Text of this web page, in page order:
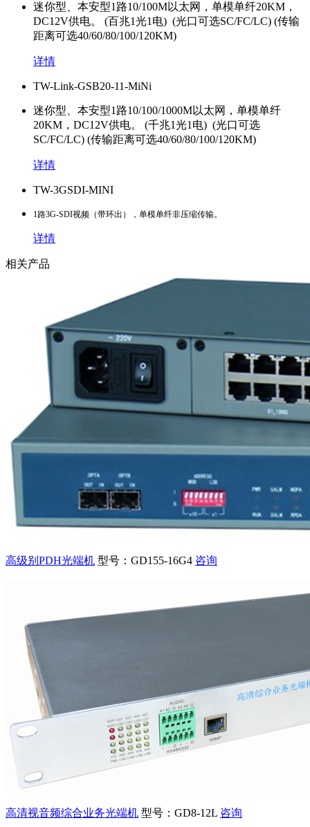
迷你型、本安型1路10/100M以太网，单模单纤20KM，
DC12V供电。 (百兆1光1电) (光口可选SC/FC/LC) (传输
距离可选40/60/80/100/120KM)
详情
TW-Link-GSB20-11-MiNi
迷你型、本安型1路10/100/1000M以太网，单模单纤
20KM，DC12V供电。 (千兆1光1电) (光口可选
SC/FC/LC) (传输距离可选40/60/80/100/120KM)
详情
TW-3GSDI-MINI
1路3G-SDI视频（带环出），单模单纤非压缩传输。
详情
相关产品
高级别PDH光端机 型号：GD155-16G4 咨询
高清视音频综合业务光端机 型号：GD8-12L 咨询